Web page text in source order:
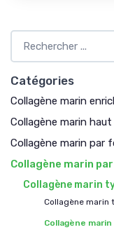
Catégories
Collagène marin
Collagène marin
Collagène marin par
Collagène marin
Collagène marin
Collagène marin
Collagène